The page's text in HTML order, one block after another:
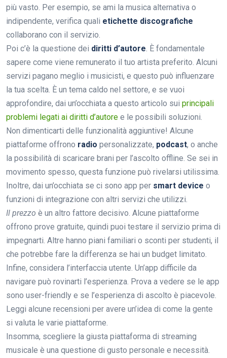
più vasto. Per esempio, se ami la musica alternativa o
indipendente, verifica quali etichette discografiche
collaborano con il servizio.
Poi c’è la questione dei diritti d’autore. È fondamentale
sapere come viene remunerato il tuo artista preferito. Alcuni
servizi pagano meglio i musicisti, e questo può influenzare
la tua scelta. È un tema caldo nel settore, e se vuoi
approfondire, dai un’occhiata a questo articolo sui principali
problemi legati ai diritti d’autore e le possibili soluzioni.
Non dimenticarti delle funzionalità aggiuntive! Alcune
piattaforme offrono radio personalizzate, podcast, o anche
la possibilità di scaricare brani per l’ascolto offline. Se sei in
movimento spesso, questa funzione può rivelarsi utilissima.
Inoltre, dai un’occhiata se ci sono app per smart device o
funzioni di integrazione con altri servizi che utilizzi.
Il prezzo è un altro fattore decisivo. Alcune piattaforme
offrono prove gratuite, quindi puoi testare il servizio prima di
impegnarti. Altre hanno piani familiari o sconti per studenti, il
che potrebbe fare la differenza se hai un budget limitato.
Infine, considera l’interfaccia utente. Un’app difficile da
navigare può rovinarti l’esperienza. Prova a vedere se le app
sono user-friendly e se l’esperienza di ascolto è piacevole.
Leggi alcune recensioni per avere un’idea di come la gente
si valuta le varie piattaforme.
Insomma, scegliere la giusta piattaforma di streaming
musicale è una questione di gusto personale e necessità.